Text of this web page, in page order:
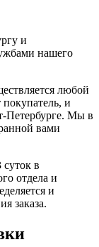
и
нашего
любой
и
Петербурге. Мы в
вами
суток в
отдела и
и
заказа.